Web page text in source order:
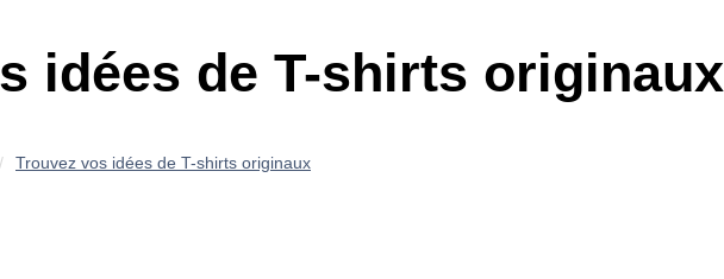
idées de T-shirts originaux
Trouvez vos idées de T-shirts originaux